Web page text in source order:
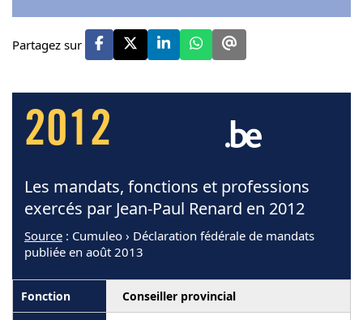
Partagez sur
2012
Les mandats, fonctions et professions
exercés par Jean-Paul Renard en 2012
Source : Cumuleo › Déclaration fédérale de mandats
publiée en août 2013
Conseiller provincial